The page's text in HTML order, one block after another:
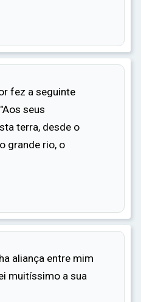
íris aparece no céu, é
de Noé e sua
história de fé,
de Deus de preservar a
fez a seguinte
seus
terra, desde o
grande rio, o
aliança entre mim
muitíssimo a sua